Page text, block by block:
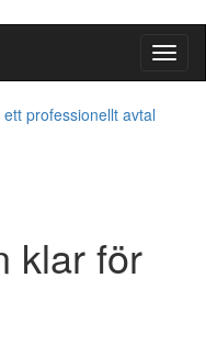
Slå
på/av
professionellt avtal
klar för